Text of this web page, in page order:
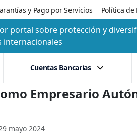
y Pago por Servicios Política de
portal sobre protección y
internacionales
Cuentas Bancarias
Empresario
mayo 2024